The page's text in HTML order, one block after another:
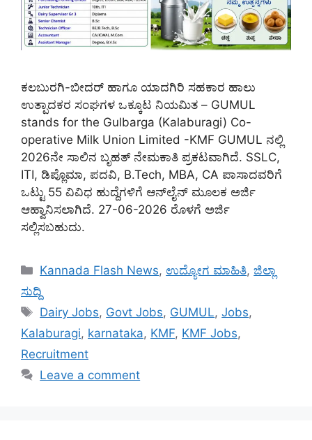
ಕಲಬುರಗಿ-ಬೀದರ್ ಹಾಗೂ ಯಾದಗಿರಿ ಸಹಕಾರ ಹಾಲು
ಉತ್ಪಾದಕರ ಸಂಘಗಳ ಒಕ್ಕೂಟ ನಿಯಮಿತ – GUMUL
stands for the Gulbarga (Kalaburagi) Co-
operative Milk Union Limited -KMF GUMUL ನಲ್ಲಿ
2026ನೇ ಸಾಲಿನ ಬೃಹತ್ ನೇಮಕಾತಿ ಪ್ರಕಟವಾಗಿದೆ. SSLC,
ITI, ಡಿಪ್ಲೊಮಾ, ಪದವಿ, B.Tech, MBA, CA ಪಾಸಾದವರಿಗೆ
ಒಟ್ಟು 55 ವಿವಿಧ ಹುದ್ದೆಗಳಿಗೆ ಆನ್‌ಲೈನ್ ಮೂಲಕ ಅರ್ಜಿ
ಆಹ್ವಾನಿಸಲಾಗಿದೆ. 27-06-2026 ರೊಳಗೆ ಅರ್ಜಿ
ಸಲ್ಲಿಸಬಹುದು.
Categories
Kannada Flash News, ಉದ್ಯೋಗ ಮಾಹಿತಿ,ಜಿಲ್ಲಾ
ಸುದ್ದಿ
Tags
Dairy Jobs, Govt Jobs, GUMUL,Jobs,
Kalaburagi, karnataka, KMF, KMF Jobs,
Recruitment
Leave a comment